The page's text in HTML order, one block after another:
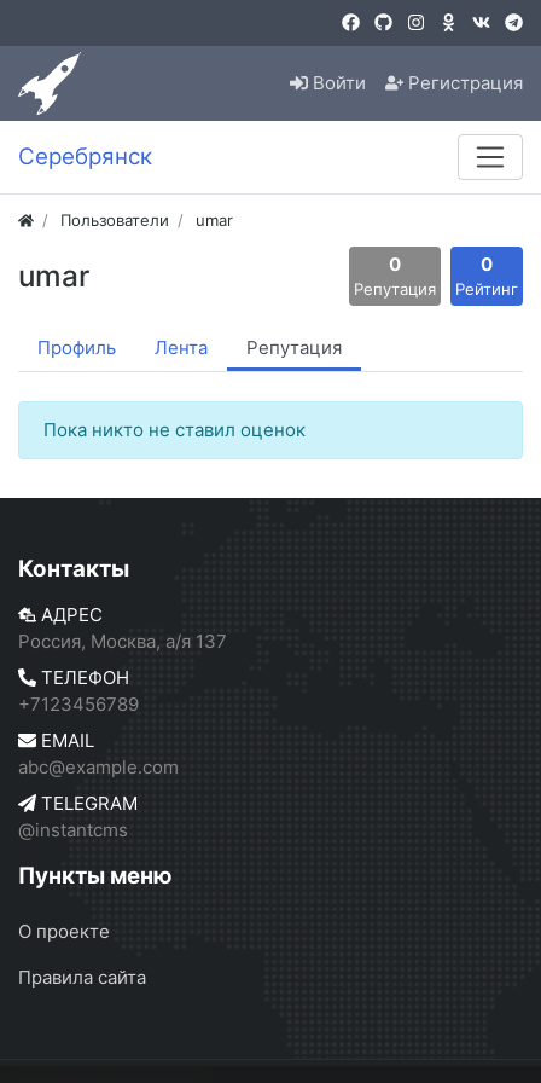
Войти Регистрация
Серебрянск
Пользователи umar
umar 0
Репутация
0
Рейтинг
Профиль Лента Репутация
Пока никто не ставил оценок
Контакты
АДРЕС
Россия, Москва, а/я 137
ТЕЛЕФОН
+7123456789
EMAIL
abc@example.com
TELEGRAM
@instantcms
Пункты меню
О проекте
Правила сайта